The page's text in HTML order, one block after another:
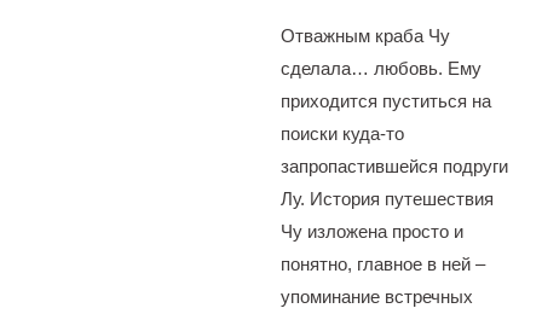
Отважным краба Чу
сделала… любовь. Ему
приходится пуститься на
поиски куда-то
запропастившейся подруги
Лу. История путешествия
Чу изложена просто и
понятно, главное в ней –
упоминание встречных